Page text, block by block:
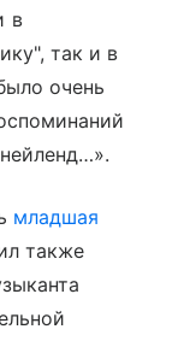
в
так и в
очень
младшая
также